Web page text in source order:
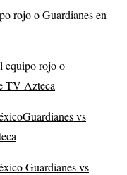
rojo o Guardianes en
equipo rojo o
TV Azteca
vs
Guardianes vs